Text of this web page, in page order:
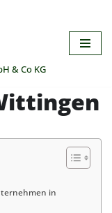
& Co KG
in